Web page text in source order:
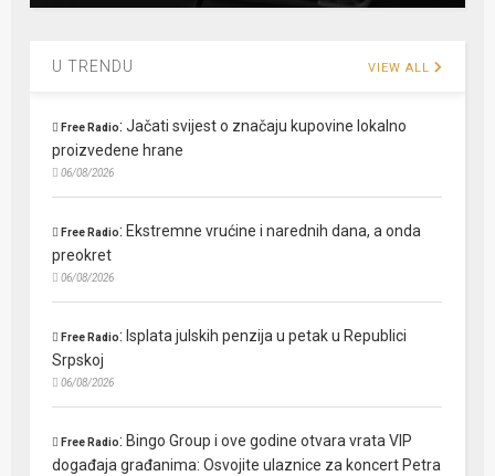
U TRENDU VIEW ALL
Free Radio:Jačati svijest o značaju kupovine lokalno
proizvedene hrane
06/08/2026
Free Radio: Ekstremne vrućine i narednih dana, a onda
preokret
06/08/2026
Free Radio: Isplata julskih penzija u petak u Republici
Srpskoj
06/08/2026
Free Radio: Bingo Group i ove godine otvara vrata VIP
događaja građanima: Osvojite ulaznice za koncert Petra